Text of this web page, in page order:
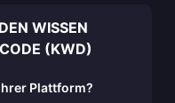
WISSEN
(KWD)
Plattform?